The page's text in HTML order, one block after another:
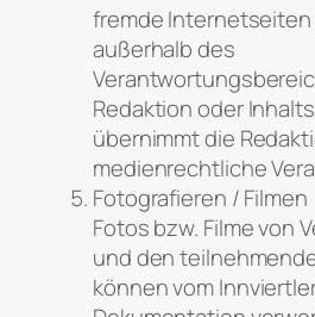
fremde
außerhalb des
Redaktion oder
übernimmt die
medienrechtliche
Fotografieren / Filmen
Fotos bzw. Filme von
und den
können vom